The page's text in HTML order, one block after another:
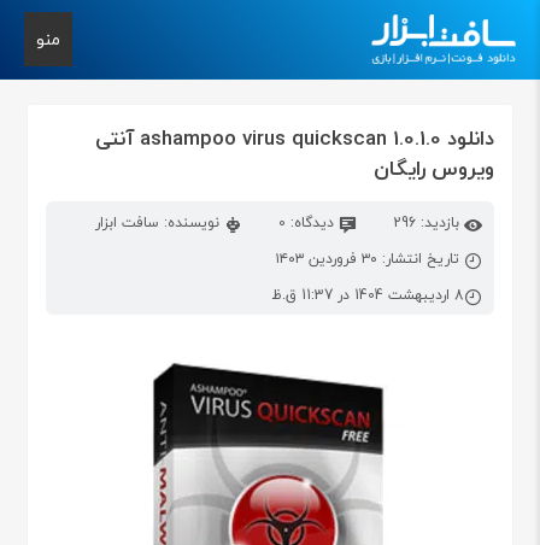
منو
دانلود ashampoo virus quickscan 1.0.1.0 آنتی
ویروس رایگان
بازدید: 296 دیدگاه: 0
نویسنده: سافت ابزار
تاریخ انتشار: ۳۰ فروردین ۱۴۰۳
8 اردیبهشت 1404 در 11:37 ق.ظ